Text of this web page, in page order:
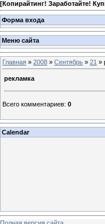
[Копирайтинг! Заработайте!
Форма входа
Меню сайта
Главная » 2008 » Сентябрь » 21 »
рекламка
Всего комментариев: 0
Calendar